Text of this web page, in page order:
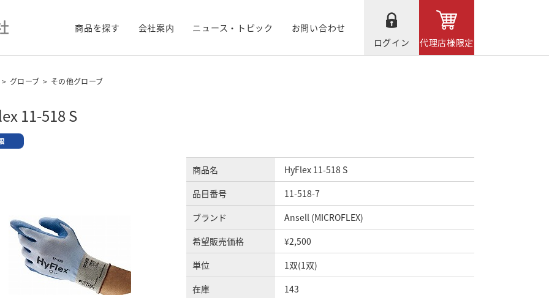
商品を探す 会社案内 ニュース・トピック
お問い合わせ
ログイン
代理店様限定
> グローブ > その他グローブ
11-518 S
商品名
HyFlex 11-518 S
品目番号
11-518-7
ブランド
Ansell (MICROFLEX)
希望販売価格
¥2,500
単位
1双(1双)
在庫
143